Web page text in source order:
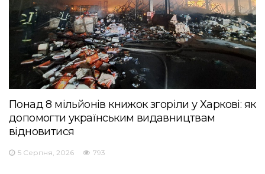
Понад 8 мільйонів книжок згоріли у Харкові: як
допомогти українським видавництвам
відновитися
5 Серпня, 2026 793